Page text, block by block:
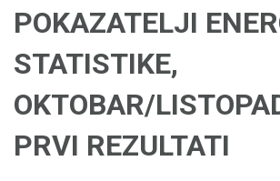
POKAZATELJI
STATISTIKE,
OKTOBAR/
PRVI REZULTATI